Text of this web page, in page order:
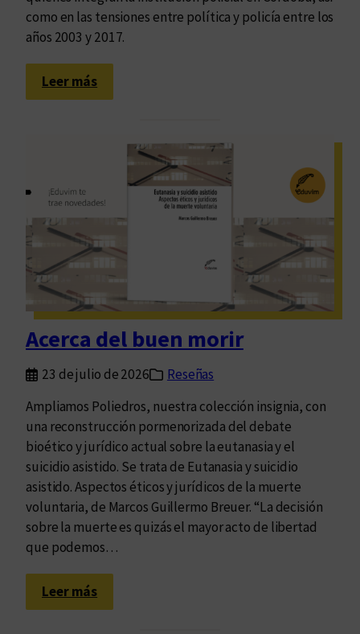
como en las tensiones entre política y policía entre los
años 2003 y 2017.
Leer más:
L
b
i
d
a
s
a
r
a
s
d
e
l
p
r
m
Acerca del buen morir
23 de julio de 2026
Reseñas
Ampliamos Poliedros, nuestra colección insignia, con
una reconstrucción pormenorizada del debate
bioético y jurídico actual sobre la eutanasia y el
suicidio asistido. Se trata de Eutanasia y suicidio
asistido. Aspectos éticos y jurídicos de la muerte
voluntaria, de Marcos Guillermo Breuer. “La decisión
sobre la muerte es quizás el mayor acto de libertad
que podemos…
Leer más:
A